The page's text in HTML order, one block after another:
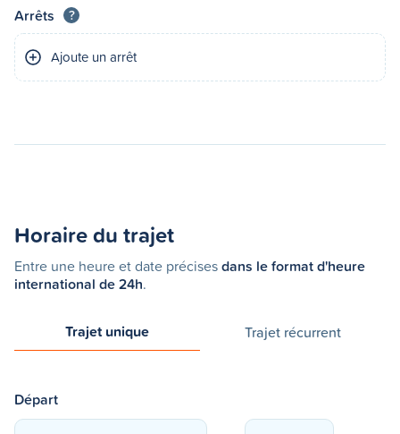
Arrêts ?
Ajoute un arrêt
Horaire du trajet
Entre une heure et date précisesdans le format d'heure
international de 24h.
Trajet unique Trajet récurrent
Départ